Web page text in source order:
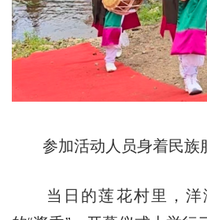
参加活动人员身着民族
当日的莲花村里，洋